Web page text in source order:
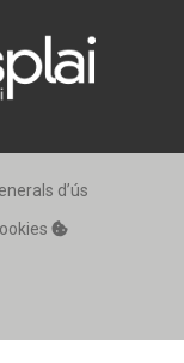
d’ús